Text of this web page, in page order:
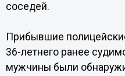
соседей.
Прибывшие
36-летнего ранее
мужчины были